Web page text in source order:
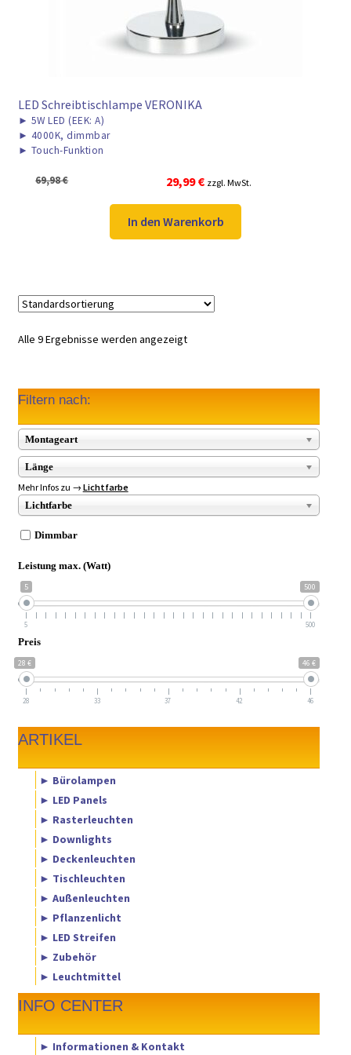
LED Schreibtischlampe VERONIKA
► 5W LED (EEK: A)
► 4000K, dimmbar
► Touch-Funktion
69,98€
Ursprünglicher
war:
69,98 €
29,99€Aktueller
ist:
29,99 €.
zzgl. MwSt.
In den Warenkorb
Alle 9 Ergebnisse werden angezeigt
Filtern nach:
Montageart
Länge
Mehr Infos zu → Lichtfarbe
Lichtfarbe
Dimmbar
Leistung max. (Watt)
5 500
5 500
Preis
28 € 46 €
28 33 37 42 46
ARTIKEL
► Bürolampen
► LED Panels
► Rasterleuchten
► Downlights
► Deckenleuchten
► Tischleuchten
► Außenleuchten
► Pflanzenlicht
► LED Streifen
► Zubehör
► Leuchtmittel
INFO CENTER
► Informationen & Kontakt